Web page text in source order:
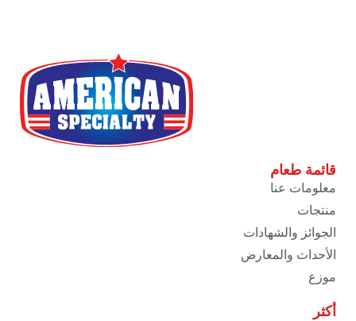
قائمة طعام
معلومات عنا
منتجات
الجوائز والشهادات
الأحداث والمعارض
موزع
أكثر